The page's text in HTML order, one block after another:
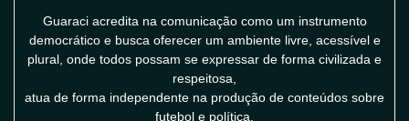
Guaraci acredita na comunicação como um instrumento
democrático e busca oferecer um ambiente livre, acessível e
plural, onde todos possam se expressar de forma civilizada e
respeitosa,
atua de forma independente na produção de conteúdos sobre
futebol e política.